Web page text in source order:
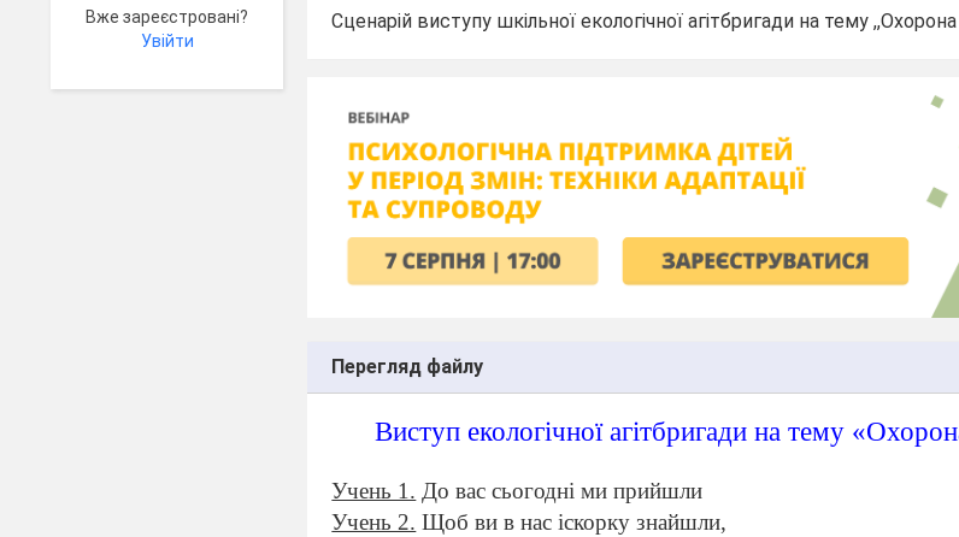
Вже зареєстровані?
Увійти
Сценарій виступу шкільної екологічної агітбригади на тему ,,Охорона
Перегляд файлу
Виступ екологічної агітбригади на тему
Учень 1. До вас сьогодні ми прийшли
Учень 2. Щоб ви в нас іскорку знайшли,